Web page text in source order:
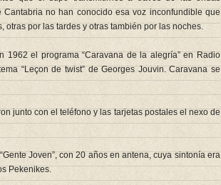
no han conocido esa voz inconfundible que
por las tardes y otras también por las noches.
1962 el programa “Caravana de la alegría” en Radio
“Leçon de twist” de Georges Jouvin. Caravana se
junto con el teléfono y las tarjetas postales el nexo de
Joven”, con 20 años en antena, cuya sintonía era
Pekenikes.